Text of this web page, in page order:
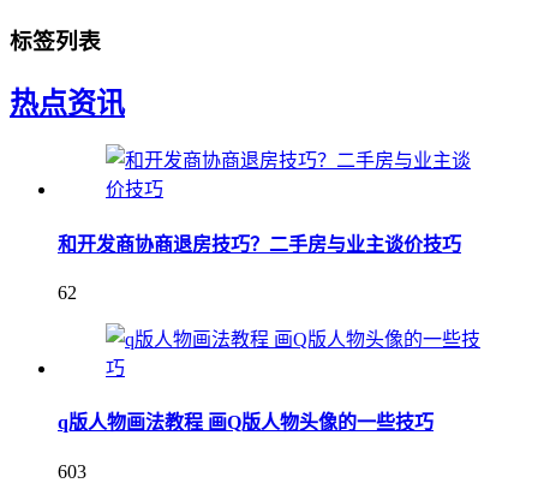
标签列表
热点资讯
和开发商协商退房技巧？二手房与业主谈价技巧
62
q版人物画法教程 画Q版人物头像的一些技巧
603